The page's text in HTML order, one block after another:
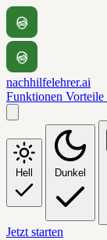
nachhilfelehrer.ai
Funktionen Vorteile
Hell Dunkel
Jetzt starten